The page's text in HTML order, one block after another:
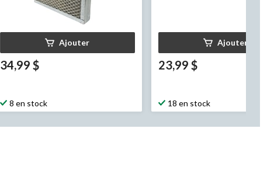
Ajouter
34,99 $
8 en stock
Ajouter
23,99 $
18 en stock